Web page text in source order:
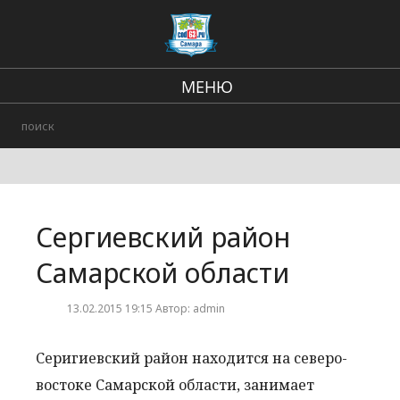
МЕНЮ
Городские события
Сергиевский район
Самарской области
13.02.2015 19:15 Автор: admin
Серигиевский район находится на северо-
востоке Самарской области, занимает